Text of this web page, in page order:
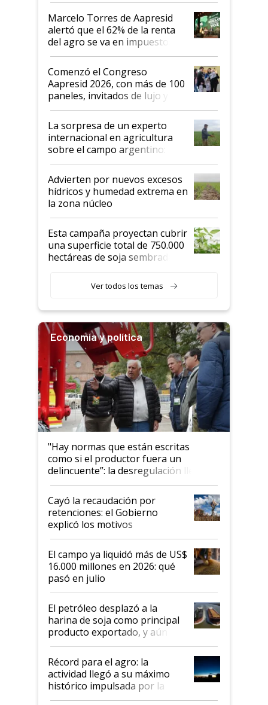
"Los veo más motivados"
Marcelo Torres de Aapresid
alertó que el 62% de la renta
del agro se va en impuestos:
"No es bueno que en
Argentina se sigan discutiendo
las mismas cosas de hace 50
años"
Comenzó el Congreso
Aapresid 2026, con más de 100
paneles, invitados de lujo y
todas las tendencias
La sorpresa de un experto
internacional en agricultura
sobre el campo argentino:
"Estoy muy impresionado"
Advierten por nuevos excesos
hídricos y humedad extrema en
la zona núcleo
Esta campaña proyectan cubrir
una superficie total de 750.000
hectáreas de soja sembradas
variedades que marcan un
salto tecnológico en genética y
Ver todos los temas
Economía y política
"Hay normas que están escritas
como si el productor fuera un
delincuente”: la desregulación llegó
al Congreso Aapresid y hasta se
habló del financiamiento al IPCVA
Cayó la recaudación por
retenciones: el Gobierno
explicó los motivos
El campo ya liquidó más de US$
16.000 millones en 2026: qué
pasó en julio
El petróleo desplazó a la
harina de soja como principal
producto exportado, y aún así
el agro aportó casi seis de cada
diez dólares y sostuvo el
liderazgo en un semestre
récord
Récord para el agro: la
actividad llegó a su máximo
histórico impulsada por la
cosecha y las exportaciones